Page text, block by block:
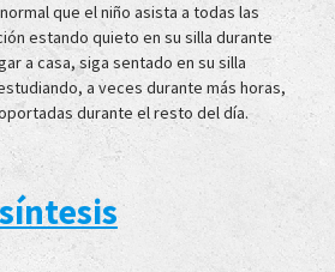
que el niño asista a todas las
estando quieto en su silla durante
a casa, siga sentado en su silla
a veces durante más horas,
durante el resto del día.